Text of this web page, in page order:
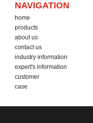
NAVIGATION
home
products
about us
contact us
industry information
expert's information
customer
case